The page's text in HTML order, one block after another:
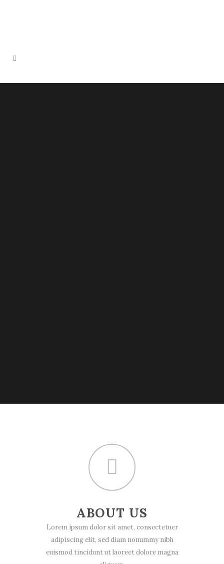
ABOUT US
Lorem ipsum dolor sit amet, consectetuer
adipiscing elit, sed diam nonummy nibh
euismod tincidunt ut laoreet dolore magna